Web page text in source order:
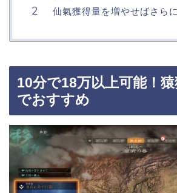
仙氣獲得量を増やせばさら
10分で18万以上可能！
でおすすめ